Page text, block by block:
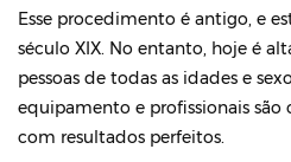
Esse procedimento é antigo, e
século XIX. No entanto, hoje é
pessoas de todas as idades e
equipamento e profissionais são
com resultados perfeitos.